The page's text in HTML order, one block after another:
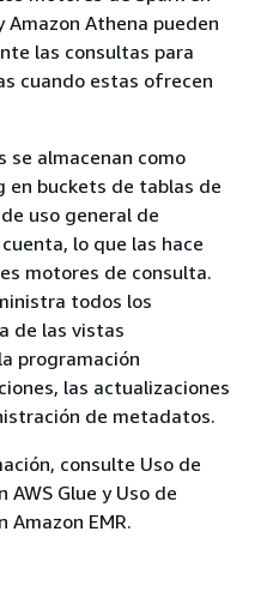
Amazon Athena pueden
las consultas para
cuando estas ofrecen
se almacenan como
en buckets de tablas de
uso general de
lo que las hace
motores de consulta.
todos los
de las vistas
programación
las actualizaciones
de metadatos.
consulte Uso de
Glue y Uso de
EMR.